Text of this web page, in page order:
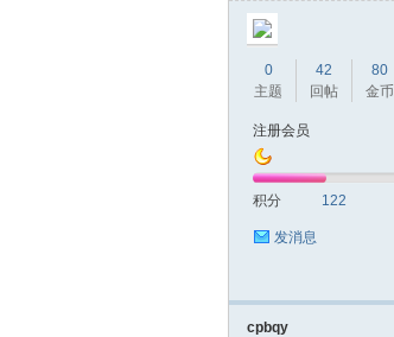
0
主题
42
回帖
80
金币
注册会员
积分 122
发消息
cpbqy